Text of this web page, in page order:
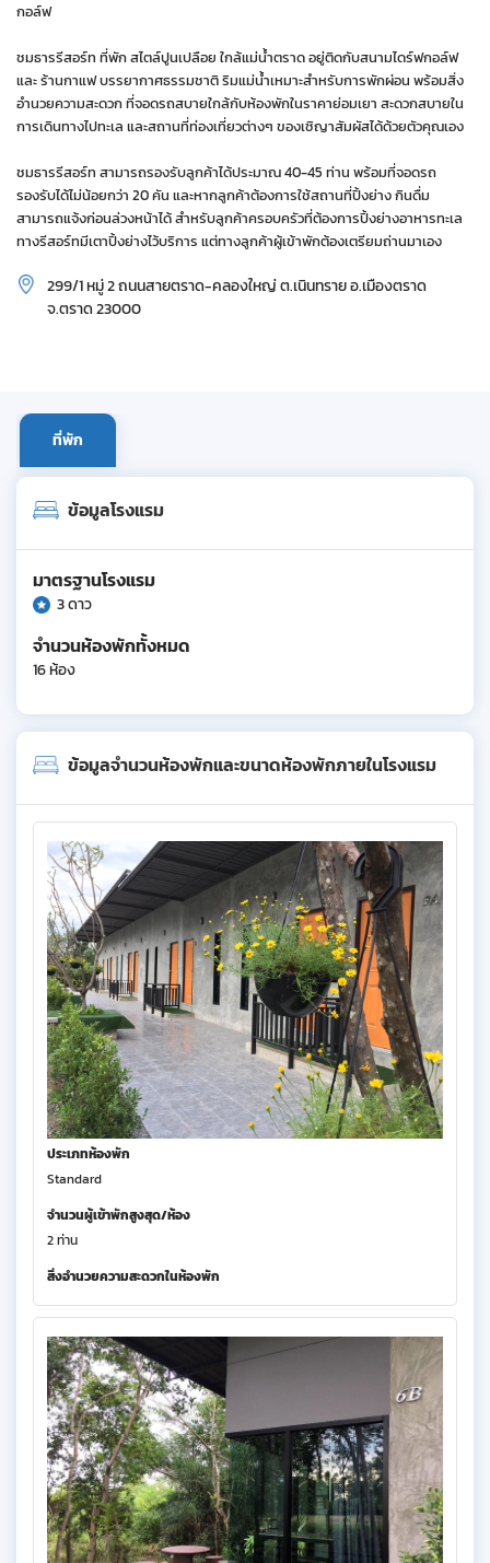
กอล์ฟ
ชมธารรีสอร์ท ที่พัก สไตล์ปูนเปลือย ใกล้แม่น้ำตราด อยู่ติดกับสนามไดร์ฟกอล์ฟ
และ ร้านกาแฟ บรรยากาศธรรมชาติ ริมแม่น้ำเหมาะสำหรับการพักผ่อน พร้อมสิ่ง
อำนวยความสะดวก ที่จอดรถสบายใกล้กับห้องพักในราคาย่อมเยา สะดวกสบายใน
การเดินทางไปทะเล และสถานที่ท่องเที่ยวต่างๆ ของเชิญาสัมผัสได้ด้วยตัวคุณเอง
ชมธารรีสอร์ท สามารถรองรับลูกค้าได้ประมาณ 40-45 ท่าน พร้อมที่จอดรถ
รองรับได้ไม่น้อยกว่า 20 คัน และหากลูกค้าต้องการใช้สถานที่ปิ้งย่าง กินดื่ม
สามารถแจ้งก่อนล่วงหน้าได้ สำหรับลูกค้าครอบครัวที่ต้องการปิ้งย่างอาหารทะเล
ทางรีสอร์ทมีเตาปิ้งย่างไว้บริการ แต่ทางลูกค้าผู้เข้าพักต้องเตรียมถ่านมาเอง
299/1 หมู่ 2 ถนนสายตราด-คลองใหญ่ ต.เนินทราย อ.เมืองตราด
จ.ตราด 23000
ที่พัก
ข้อมูลโรงแรม
มาตรฐานโรงแรม
3 ดาว
จำนวนห้องพักทั้งหมด
16 ห้อง
ข้อมูลจำนวนห้องพักและขนาดห้องพักภายในโรงแรม
ประเภทห้องพัก
Standard
จำนวนผู้เข้าพักสูงสุด/ห้อง
2 ท่าน
สิ่งอำนวยความสะดวกในห้องพัก